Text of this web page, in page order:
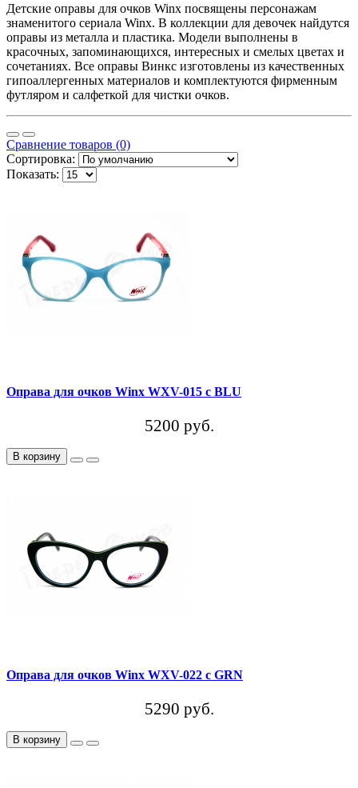
Детские оправы для очков Winx посвящены персонажам
знаменитого сериала Winx. В коллекции для девочек найдутся
оправы из металла и пластика. Модели выполнены в
красочных, запоминающихся, интересных и смелых цветах и
сочетаниях. Все оправы Винкс изготовлены из качественных
гипоаллергенных материалов и комплектуются фирменным
футляром и салфеткой для чистки очков.
Сравнение товаров (0)
Сортировка:
Показать:
Оправа для очков Winx WXV-015 c BLU
5200 руб.
В корзину
Оправа для очков Winx WXV-022 c GRN
5290 руб.
В корзину